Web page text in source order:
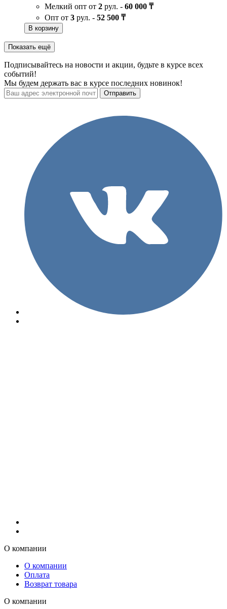
Мелкий опт от 2 рул. - 60 000 ₸
Опт от 3 рул. - 52 500 ₸
В корзину
Показать ещё
Подписывайтесь на новости и акции, будьте в курсе всех
событий!
Мы будем держать вас в курсе последних новинок!
О компании
О компании
Оплата
Возврат товара
О компании